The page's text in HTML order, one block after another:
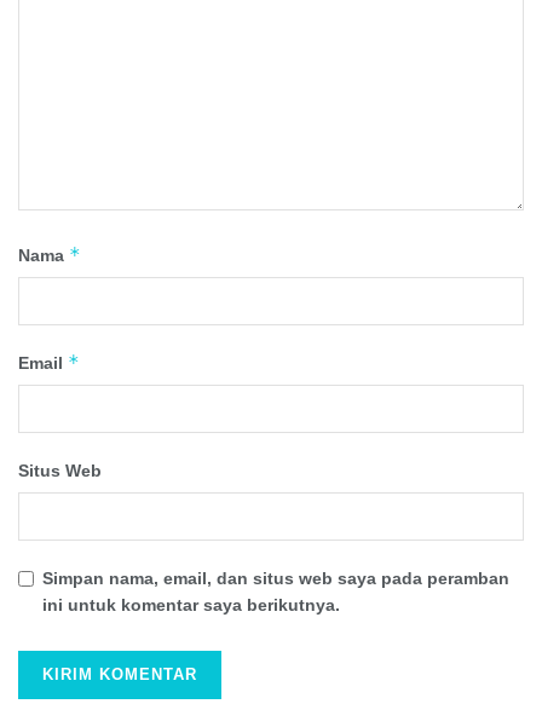
Nama *
Email *
Situs Web
Simpan nama, email, dan situs web saya pada peramban
ini untuk komentar saya berikutnya.